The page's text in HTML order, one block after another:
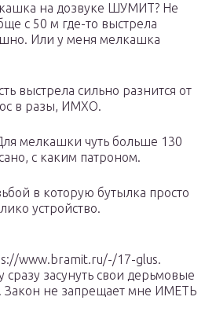
на дозвуке ШУМИТ? Не
с 50 м где-то выстрела
Или у меня мелкашка
выстрела сильно разнится от
в разы, ИМХО.
мелкашки чуть больше 130
с каким патроном.
в которую бутылка просто
устройство.
www.bramit.ru/-/17-glus.
засунуть свои дерьмовые
Закон не запрещает мне ИМЕТЬ